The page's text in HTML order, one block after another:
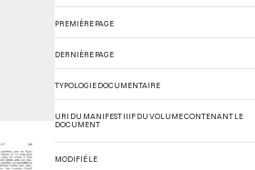
PREMIÈRE PAGE
DERNIÈRE PAGE
TYPOLOGIE DOCUMENTAIRE
URI DU MANIFEST IIIF DU VOLUME CONTENANT LE
DOCUMENT
MODIFIÉ LE